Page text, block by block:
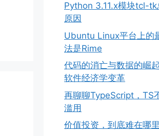
Python 3.11.x模块tcl-tk
原因
Ubuntu Linux平台上的
法是Rime
代码的消亡与数据的崛
软件经济学变革
再聊聊TypeScript，TS
滥用
价值投资，到底难在哪